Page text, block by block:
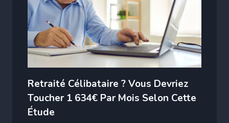
Retraité Célibataire ? Vous Devriez
Toucher 1 634€ Par Mois Selon Cette
Étude